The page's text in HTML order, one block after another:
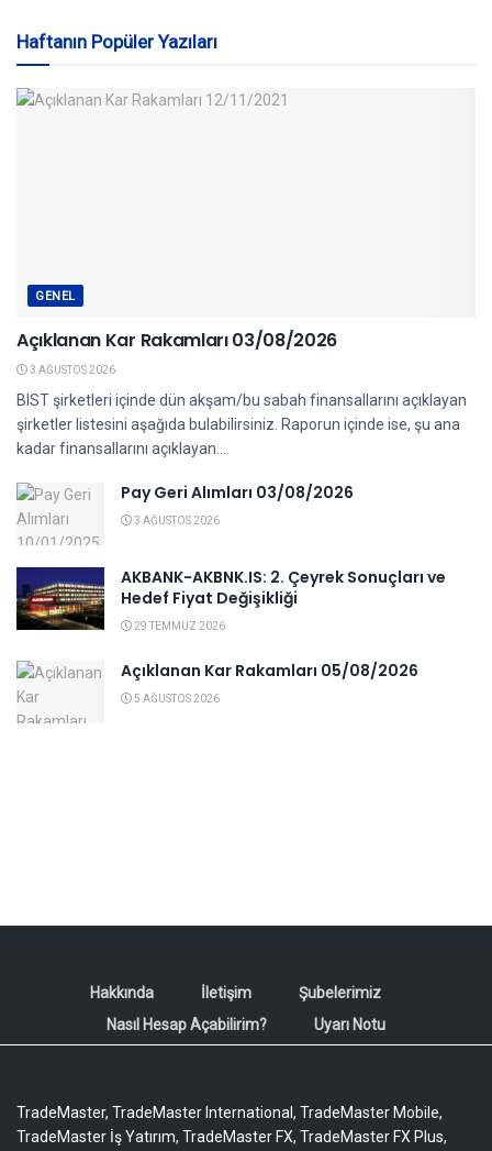
Haftanın Popüler Yazıları
GENEL
Açıklanan Kar Rakamları 03/08/2026
3 AĞUSTOS 2026
BIST şirketleri içinde dün akşam/bu sabah finansallarını açıklayan
şirketler listesini aşağıda bulabilirsiniz. Raporun içinde ise, şu ana
kadar finansallarını açıklayan...
Pay Geri Alımları 03/08/2026
3 AĞUSTOS 2026
AKBANK-AKBNK.IS: 2. Çeyrek Sonuçları ve
Hedef Fiyat Değişikliği
29 TEMMUZ 2026
Açıklanan Kar Rakamları 05/08/2026
5 AĞUSTOS 2026
Hakkında İletişim
Şubelerimiz
Nasıl Hesap Açabilirim?
Uyarı Notu
TradeMaster, TradeMaster International, TradeMaster Mobile,
TradeMaster İş Yatırım, TradeMaster FX, TradeMaster FX Plus,